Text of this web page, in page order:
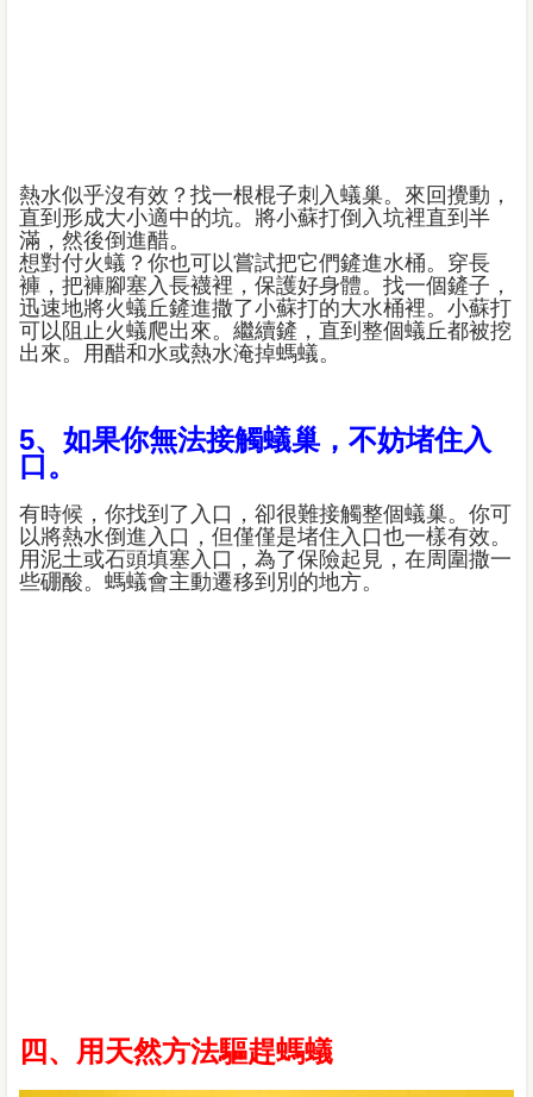
熱水似乎沒有效？找一根棍子刺入蟻巢。來回攪動，
直到形成大小適中的坑。將小蘇打倒入坑裡直到半
滿，然後倒進醋。
想對付火蟻？你也可以嘗試把它們鏟進水桶。穿長
褲，把褲腳塞入長襪裡，保護好身體。找一個鏟子，
迅速地將火蟻丘鏟進撒了小蘇打的大水桶裡。小蘇打
可以阻止火蟻爬出來。繼續鏟，直到整個蟻丘都被挖
出來。用醋和水或熱水淹掉螞蟻。
5、如果你無法接觸蟻巢，不妨堵住入
口。
有時候，你找到了入口，卻很難接觸整個蟻巢。你可
以將熱水倒進入口，但僅僅是堵住入口也一樣有效。
用泥土或石頭填塞入口，為了保險起見，在周圍撒一
些硼酸。螞蟻會主動遷移到別的地方。
四、用天然方法驅趕螞蟻